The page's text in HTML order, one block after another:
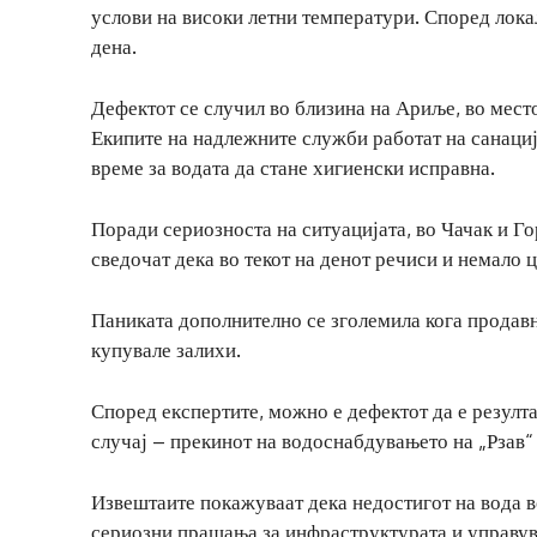
услови на високи летни температури. Според
дена.
Дефектот се случил во близина на Ариље, во
Екипите на надлежните служби работат на
време за водата да стане хигиенски исправна.
Поради сериозноста на ситуацијата, во Чачак и
сведочат дека во текот на денот речиси и
Паниката дополнително се зголемила кога
купувале залихи.
Според експертите, можно е дефектот да е
случај – прекинот на водоснабдувањето на
Извештаите покажуваат дека недостигот на вода
сериозни прашања за инфраструктурата и